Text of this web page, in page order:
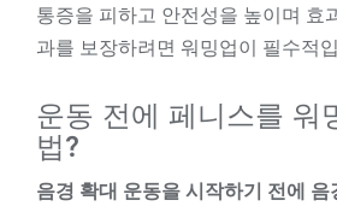
통증을 피하고 안전성을 높이며 효
과를 보장하려면 워밍업이 필수적
운동 전에 페니스를 워
법?
음경 확대 운동을 시작하기 전에